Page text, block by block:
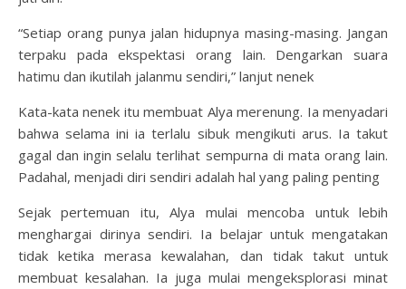
“Setiap orang punya jalan hidupnya masing-masing. Jangan
terpaku pada ekspektasi orang lain. Dengarkan suara
hatimu dan ikutilah jalanmu sendiri,” lanjut nenek
Kata-kata nenek itu membuat Alya merenung. Ia menyadari
bahwa selama ini ia terlalu sibuk mengikuti arus. Ia takut
gagal dan ingin selalu terlihat sempurna di mata orang lain.
Padahal, menjadi diri sendiri adalah hal yang paling penting
Sejak pertemuan itu, Alya mulai mencoba untuk lebih
menghargai dirinya sendiri. Ia belajar untuk mengatakan
tidak ketika merasa kewalahan, dan tidak takut untuk
membuat kesalahan. Ia juga mulai mengeksplorasi minat